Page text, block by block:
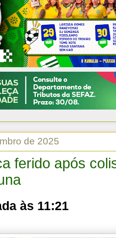
de 2025
ferido após
às 11:21